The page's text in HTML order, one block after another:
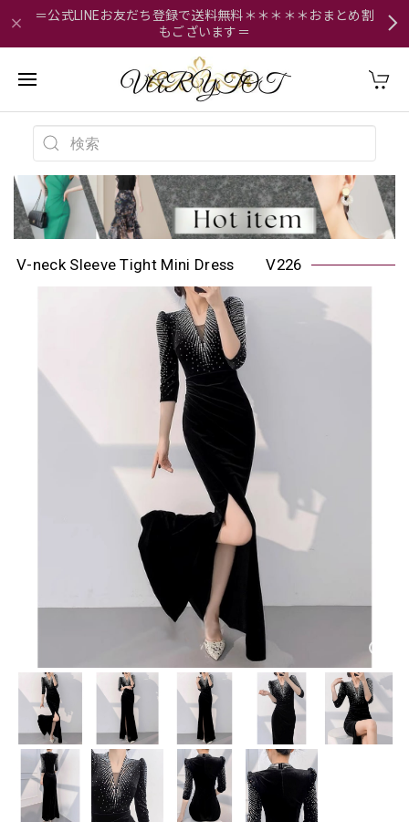
＝公式LINEお友だち登録で送料無料＊＊＊＊＊おまとめ割
もございます＝
V-neck Sleeve Tight Mini Dress V226